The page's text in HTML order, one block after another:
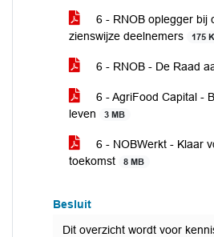
6 - RNOB oplegger bij
zienswijze deelnemers
175
6 - RNOB - De Raad
6 - AgriFood Capital -
leven
3 MB
6 - NOBWerkt - Klaar
toekomst
8 MB
Besluit
Dit overzicht wordt voor